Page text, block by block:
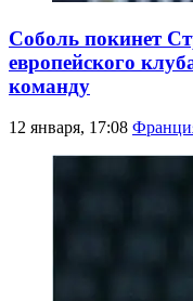
Соболь покинет
европейского
команду
12 января, 17:08